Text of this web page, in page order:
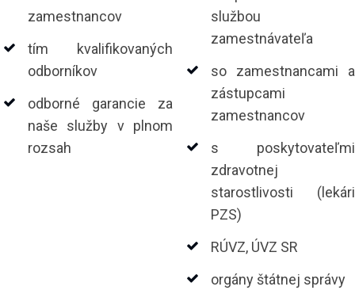
zamestnancov
tím kvalifikovaných
odborníkov
odborné garancie za
naše služby v plnom
rozsah
službou
zamestnávateľa
so zamestnancami a
zástupcami
zamestnancov
s poskytovateľmi
zdravotnej
starostlivosti (lekári
PZS)
RÚVZ, ÚVZ SR
orgány štátnej správy